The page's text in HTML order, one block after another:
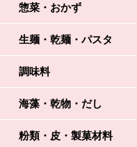
惣菜・おかず
生麺・乾麺・パスタ
調味料
海藻・乾物・だし
粉類・皮・製菓材料